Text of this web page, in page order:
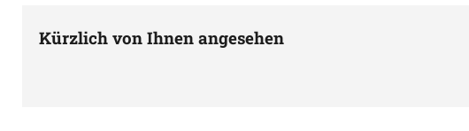
Kürzlich von Ihnen angesehen